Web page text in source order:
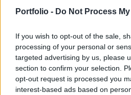
Portfolio - Do Not Process
If you wish to opt-out of the sale,
processing of your personal or
targeted advertising by us, please
section to confirm your selection.
opt-out request is processed you
interest-based ads based on
Aktuális év 0,00% 3
6 havi hozam 0,00% 5
1 éves hozam 0,04%